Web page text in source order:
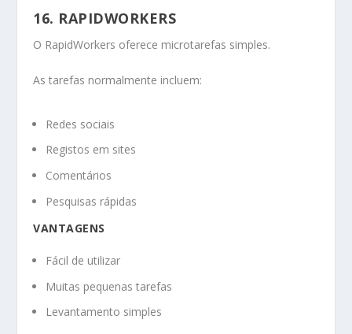
16. RAPIDWORKERS
O RapidWorkers oferece microtarefas simples.
As tarefas normalmente incluem:
Redes sociais
Registos em sites
Comentários
Pesquisas rápidas
VANTAGENS
Fácil de utilizar
Muitas pequenas tarefas
Levantamento simples